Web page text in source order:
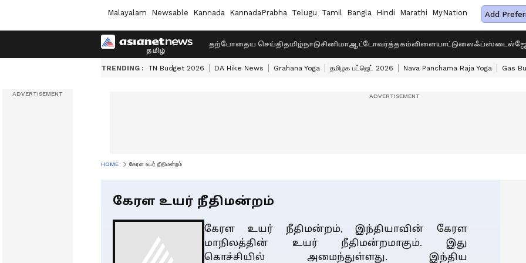
Malayalam Newsable Kannada KannadaPrabha Telugu Tamil Bangla Hindi Marathi MyNation Add
தற்போதைய செய்திதமிழ்நாடுசினிமாஆட்டோவர்த்தகம்விளையாட்டுலைஃப்ஸ்டைல்
TRENDING : TN Budget 2026 DA Hike News Grahana Yoga தமிழக பட்ஜெட் 2026 Nava Panchama Raja Yoga Gas
HOME கேரள உயர் நீதிமன்றம்
கேரள உயர் நீதிமன்றம்
கேரள உயர் நீதிமன்றம், இந்தியாவின் கேரள
மாநிலத்தின் உயர் நீதிமன்றமாகும். இது
கொச்சியில் அமைந்துள்ளது. இந்திய